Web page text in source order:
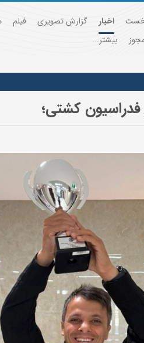
اخبار گزارش تصویری فیلم
بیشتر...
کشتی؛